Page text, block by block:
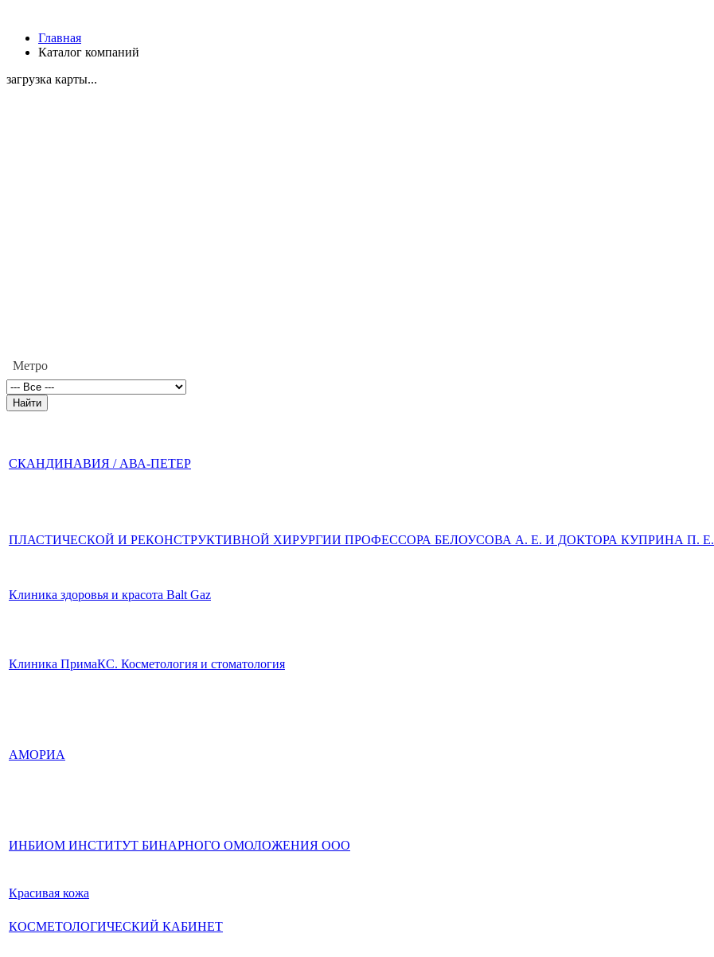
Главная
Каталог компаний
загрузка карты...
Метро
СКАНДИНАВИЯ / АВА-ПЕТЕР
ПЛАСТИЧЕСКОЙ И РЕКОНСТРУКТИВНОЙ ХИРУРГИИ ПРОФЕССОРА БЕЛОУСОВА А. Е. И ДОКТОРА КУПРИНА П. Е.
Клиника здоровья и красота Balt Gaz
Клиника ПримаКС. Косметология и стоматология
АМОРИА
ИНБИОМ ИНСТИТУТ БИНАРНОГО ОМОЛОЖЕНИЯ ООО
Красивая кожа
КОСМЕТОЛОГИЧЕСКИЙ КАБИНЕТ